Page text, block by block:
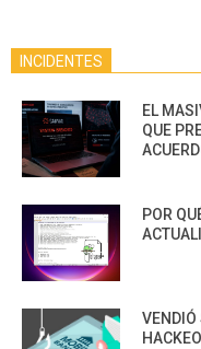
INCIDENTES
EL
QUE
POR
VENDIÓ